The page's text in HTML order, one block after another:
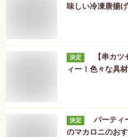
味しい冷凍唐揚
決定
【串カ
ィー！色々な具
決定
パーティ
のマカロニのお